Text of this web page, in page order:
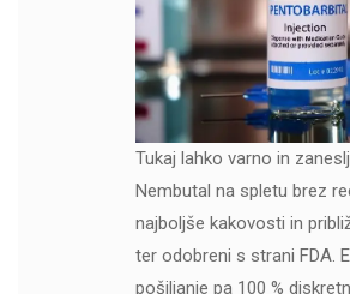
Tukaj lahko varno in
Nembutal na spletu brez
najboljše kakovosti in
ter odobreni s strani FDA.
pošiljanje pa 100 %